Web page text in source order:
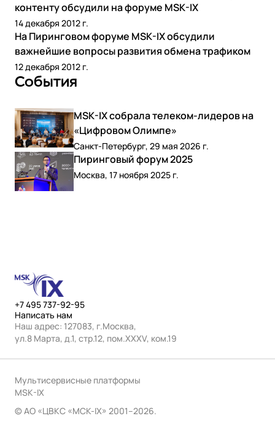
контенту обсудили на форуме MSK-IX
14 декабря 2012 г.
На Пиринговом форуме MSK-IX обсудили
важнейшие вопросы развития обмена трафиком
12 декабря 2012 г.
События
MSK-IX собрала телеком-лидеров на
«Цифровом Олимпе»
Санкт-Петербург, 29 мая 2026 г.
Пиринговый форум 2025
Москва, 17 ноября 2025 г.
+7 495 737-92-95
Написать нам
Наш адрес: 127083, г.Москва,
ул.8 Марта, д.1, стр.12, пом.ХХХV, ком.19
Мультисервисные платформы
MSK-IX
© АО «ЦВКС «МСК-IX» 2001–2026.